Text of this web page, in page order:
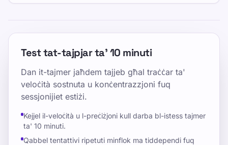
Test tat-tajpjar ta' 10 minuti
Dan it-tajmer jaħdem tajjeb għal traċċar ta'
veloċità sostnuta u konċentrazzjoni fuq
sessjonijiet estiżi.
Kejjel il-veloċità u l-preċiżjoni kull darba bl-istess tajmer
ta' 10 minuti.
Qabbel tentattivi ripetuti minflok ma tiddependi fuq